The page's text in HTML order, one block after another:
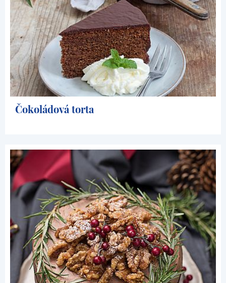
Čokoládová torta